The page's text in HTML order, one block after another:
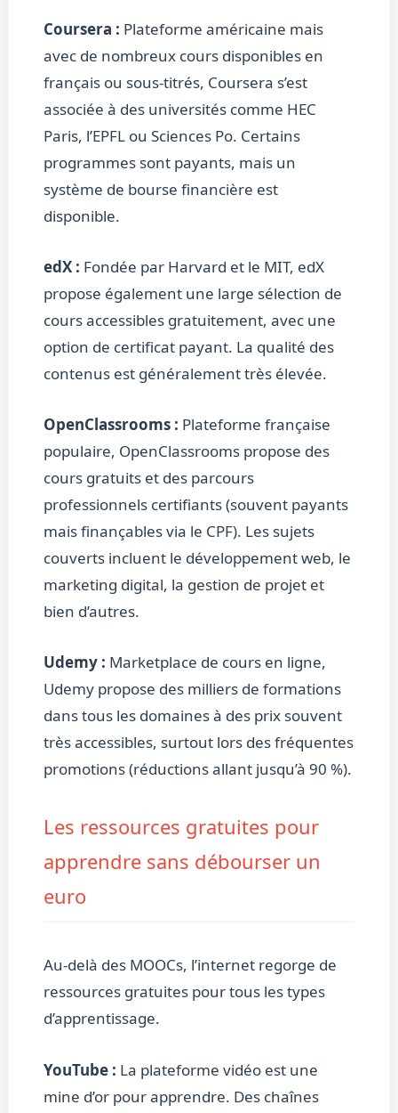
Coursera : Plateforme américaine mais
avec de nombreux cours disponibles en
français ou sous-titrés, Coursera s’est
associée à des universités comme HEC
Paris, l’EPFL ou Sciences Po. Certains
programmes sont payants, mais un
système de bourse financière est
disponible.
edX : Fondée par Harvard et le MIT, edX
propose également une large sélection de
cours accessibles gratuitement, avec une
option de certificat payant. La qualité des
contenus est généralement très élevée.
OpenClassrooms : Plateforme française
populaire, OpenClassrooms propose des
cours gratuits et des parcours
professionnels certifiants (souvent payants
mais finançables via le CPF). Les sujets
couverts incluent le développement web, le
marketing digital, la gestion de projet et
bien d’autres.
Udemy : Marketplace de cours en ligne,
Udemy propose des milliers de formations
dans tous les domaines à des prix souvent
très accessibles, surtout lors des fréquentes
promotions (réductions allant jusqu’à 90 %).
Les ressources gratuites pour
apprendre sans débourser un
euro
Au-delà des MOOCs, l’internet regorge de
ressources gratuites pour tous les types
d’apprentissage.
YouTube : La plateforme vidéo est une
mine d’or pour apprendre. Des chaînes